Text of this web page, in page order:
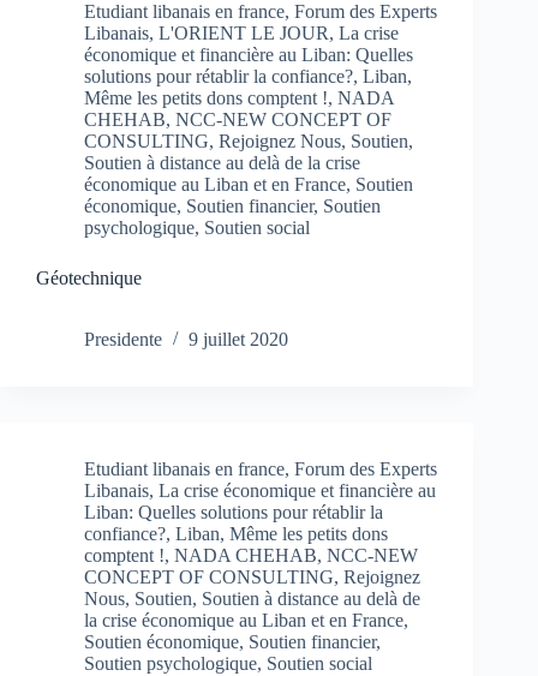
Etudiant libanais en france, Forum des Experts
Libanais, L'ORIENT LE JOUR, La crise
économique et financière au Liban: Quelles
solutions pour rétablir la confiance?, Liban,
Même les petits dons comptent !, NADA
CHEHAB, NCC-NEW CONCEPT OF
CONSULTING, Rejoignez Nous, Soutien,
Soutien à distance au delà de la crise
économique au Liban et en France, Soutien
économique, Soutien financier, Soutien
psychologique, Soutien social
Géotechnique
Presidente 9 juillet 2020
Etudiant libanais en france, Forum des Experts
Libanais, La crise économique et financière au
Liban: Quelles solutions pour rétablir la
confiance?, Liban, Même les petits dons
comptent !, NADA CHEHAB, NCC-NEW
CONCEPT OF CONSULTING, Rejoignez
Nous, Soutien, Soutien à distance au delà de
la crise économique au Liban et en France,
Soutien économique, Soutien financier,
Soutien psychologique, Soutien social